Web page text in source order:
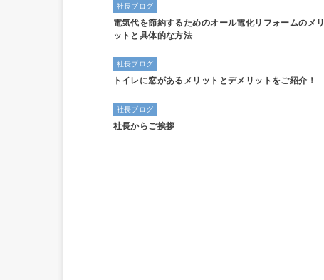
社長ブログ
電気代を節約するためのオール電化リフォームのメリ
ットと具体的な方法
社長ブログ
トイレに窓があるメリットとデメリットをご紹介！
社長ブログ
社長からご挨拶